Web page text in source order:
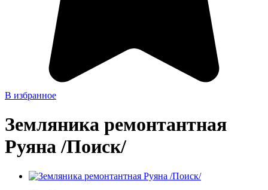
В избранное
Земляника ремонтантная
Руяна /Поиск/